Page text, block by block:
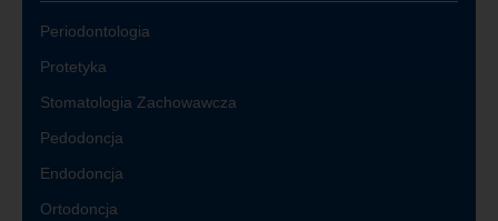
Periodontologia
Protetyka
Stomatologia Zachowawcza
Pedodoncja
Endodoncja
Ortodoncja